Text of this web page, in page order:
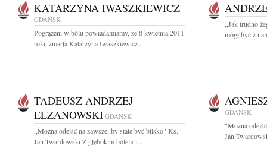
KATARZYNA IWASZKIEWICZ
GDAŃSK
Pogrążeni w bólu powiadamiamy, że 8 kwietnia 2011
roku zmarła Katarzyna Iwaszkiewicz...
,,Jak trudno
mógł być z
TADEUSZ ANDRZEJ
ELZANOWSKI GDAŃSK
,,Można odejść na zawsze, by stale być blisko" Ks.
Jan Twardowski Z głębokim bólem i...
GDAŃSK
"Można
Jan